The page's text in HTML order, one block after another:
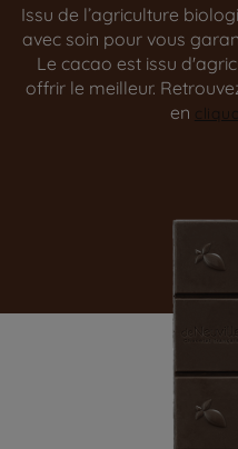
Issu de l’agriculture
avec soin pour vous
Le cacao est issu
offrir le meilleur.
en